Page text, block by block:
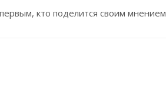
кто поделится своим